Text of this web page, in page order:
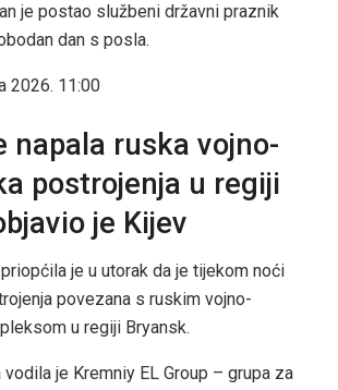
je postao službeni državni praznik
dan s posla.
2026. 11:00
napala ruska vojno-
postrojenja u regiji
je Kijev
je u utorak da je tijekom noći
povezana s ruskim vojno-
u regiji Bryansk.
je Kremniy EL Group – grupa za